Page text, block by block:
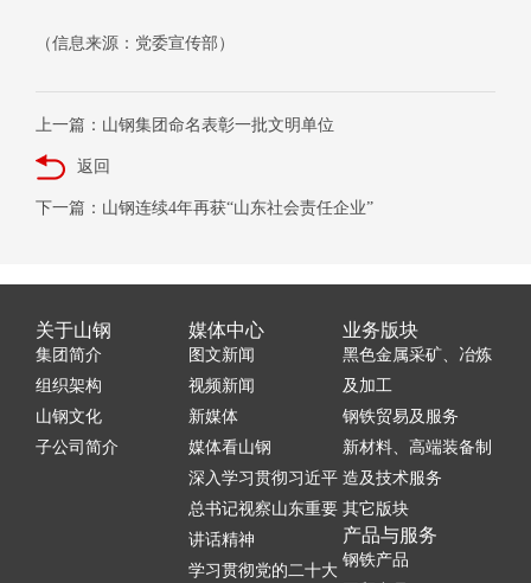
（信息来源：党委宣传部）
上一篇：山钢集团命名表彰一批文明单位
返回
下一篇：山钢连续4年再获“山东社会责任企业”
关于山钢
集团简介
组织架构
山钢文化
子公司简介
媒体中心
图文新闻
视频新闻
新媒体
媒体看山钢
深入学习贯彻习近平
总书记视察山东重要
讲话精神
学习贯彻党的二十大
业务版块
黑色金属采矿、冶炼
及加工
钢铁贸易及服务
新材料、高端装备制
造及技术服务
其它版块
产品与服务
钢铁产品